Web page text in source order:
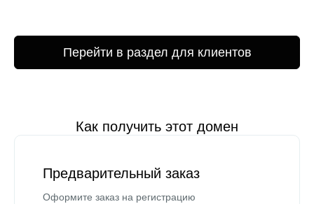
Перейти в раздел для клиентов
Как получить этот домен
Предварительный заказ
Оформите заказ на регистрацию